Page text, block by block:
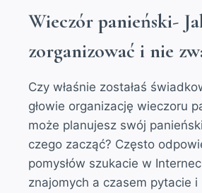
Wieczór panieński-
zorganizować i nie
Czy właśnie zostałaś
głowie organizację wieczoru
może planujesz swój
czego zacząć? Często
pomysłów szukacie w
znajomych a czasem pytacie